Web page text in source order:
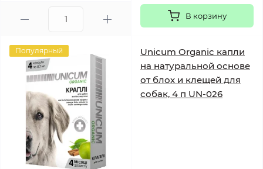
В корзину
Популярный
Unicum Organic капли
на натуральной основе
от блох и клещей для
собак, 4 п UN-026